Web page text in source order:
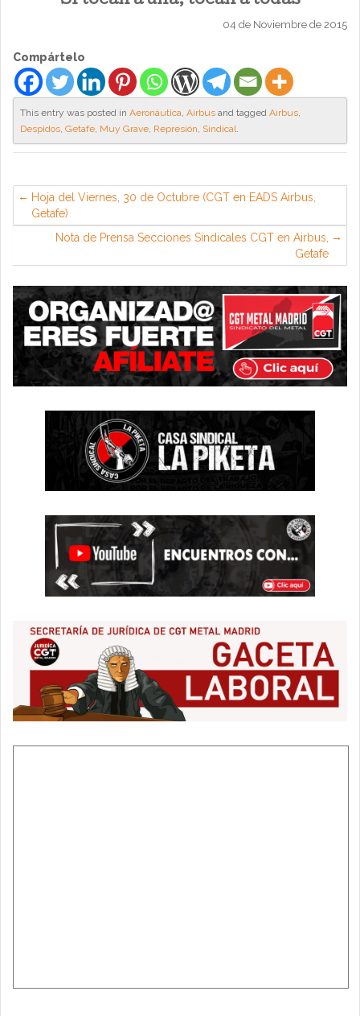
04 de Noviembre de 2015
Compártelo
This entry was posted in Aeronáutica, Airbus and tagged Airbus,
Despidos, Getafe, Muy Grave, Represión, Sindical.
Hoja del Viernes, 30 de Octubre (CGT en EADS Airbus,
Getafe)
Nota de Prensa Secciones Sindicales CGT en Airbus,
Getafe